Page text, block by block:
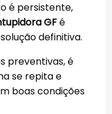
é persistente,
GFé
definitiva.
preventivas, é
se repita e
boas condições